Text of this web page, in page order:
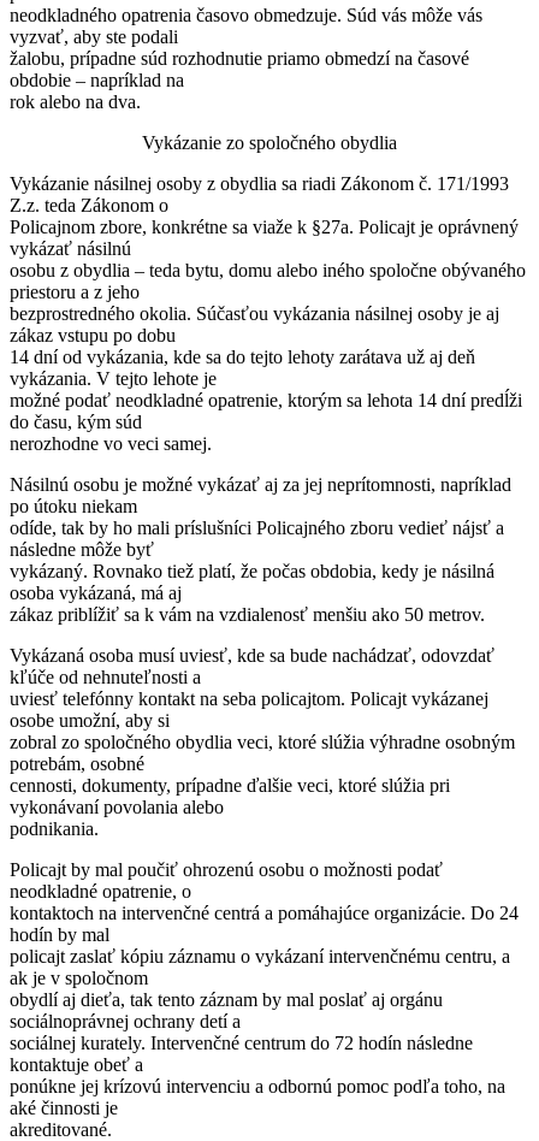
neodkladného opatrenia časovo obmedzuje. Súd vás môže vás
vyzvať, aby ste podali
žalobu, prípadne súd rozhodnutie priamo obmedzí na časové
obdobie – napríklad na
rok alebo na dva.
Vykázanie zo spoločného obydlia
Vykázanie násilnej osoby z obydlia sa riadi Zákonom č. 171/1993
Z.z. teda Zákonom o
Policajnom zbore, konkrétne sa viaže k §27a. Policajt je oprávnený
vykázať násilnú
osobu z obydlia – teda bytu, domu alebo iného spoločne obývaného
priestoru a z jeho
bezprostredného okolia. Súčasťou vykázania násilnej osoby je aj
zákaz vstupu po dobu
14 dní od vykázania, kde sa do tejto lehoty zarátava už aj deň
vykázania. V tejto lehote je
možné podať neodkladné opatrenie, ktorým sa lehota 14 dní predĺži
do času, kým súd
nerozhodne vo veci samej.
Násilnú osobu je možné vykázať aj za jej neprítomnosti, napríklad
po útoku niekam
odíde, tak by ho mali príslušníci Policajného zboru vedieť nájsť a
následne môže byť
vykázaný. Rovnako tiež platí, že počas obdobia, kedy je násilná
osoba vykázaná, má aj
zákaz priblížiť sa k vám na vzdialenosť menšiu ako 50 metrov.
Vykázaná osoba musí uviesť, kde sa bude nachádzať, odovzdať
kľúče od nehnuteľnosti a
uviesť telefónny kontakt na seba policajtom. Policajt vykázanej
osobe umožní, aby si
zobral zo spoločného obydlia veci, ktoré slúžia výhradne osobným
potrebám, osobné
cennosti, dokumenty, prípadne ďalšie veci, ktoré slúžia pri
vykonávaní povolania alebo
podnikania.
Policajt by mal poučiť ohrozenú osobu o možnosti podať
neodkladné opatrenie, o
kontaktoch na intervenčné centrá a pomáhajúce organizácie. Do 24
hodín by mal
policajt zaslať kópiu záznamu o vykázaní intervenčnému centru, a
ak je v spoločnom
obydlí aj dieťa, tak tento záznam by mal poslať aj orgánu
sociálnoprávnej ochrany detí a
sociálnej kurately. Intervenčné centrum do 72 hodín následne
kontaktuje obeť a
ponúkne jej krízovú intervenciu a odbornú pomoc podľa toho, na
aké činnosti je
akreditované.